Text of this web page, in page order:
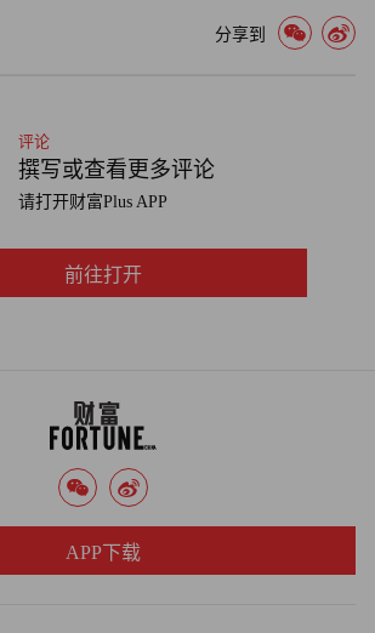
佩尔茨和另外一家激进投资者布莱克威
道：“迪士尼的故事中有英雄和反派。我
反派，而且我们知道不能将保护公司丰富
步入光明未来的重任交给他们。”（财富
分享到
评论
撰写或查看更多评论
请打开财富Plus APP
前往打开
APP下载